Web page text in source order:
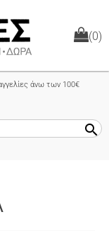
(0)
άνω των 100€
search